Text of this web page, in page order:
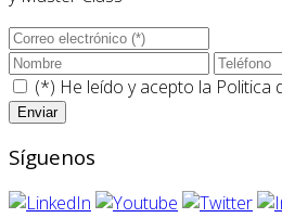
(*) He leído y acepto la Politica
Síguenos